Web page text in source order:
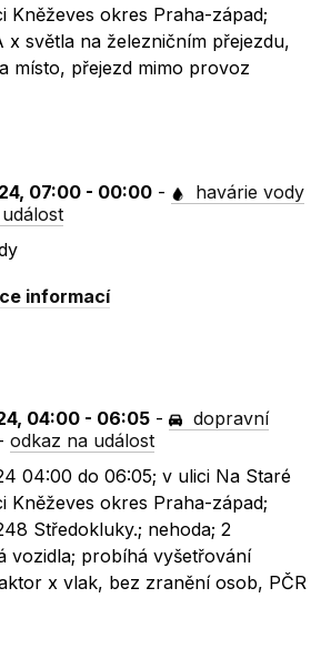
Kněževes okres Praha-západ;
x světla na železničním přejezdu,
místo, přejezd mimo provoz
07:00 - 00:00 -
havárie vody
informací
04:00 - 06:05 -
dopravní
odkaz na událost
04:00 do 06:05; v ulici Na Staré
Kněževes okres Praha-západ;
Středokluky.; nehoda; 2
vozidla; probíhá vyšetřování
x vlak, bez zranění osob, PČR